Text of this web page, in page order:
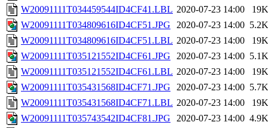
W20091111T034459544ID4CF41.LBL 2020-07-23 14:00
19K
W20091111T034809616ID4CF51.JPG
2020-07-23 14:00 5.2K
W20091111T034809616ID4CF51.LBL 2020-07-23 14:00
19K
W20091111T035121552ID4CF61.JPG
2020-07-23 14:00 5.1K
W20091111T035121552ID4CF61.LBL 2020-07-23 14:00
19K
W20091111T035431568ID4CF71.JPG
2020-07-23 14:00 5.7K
W20091111T035431568ID4CF71.LBL 2020-07-23 14:00
19K
W20091111T035743542ID4CF81.JPG
2020-07-23 14:00 4.9K